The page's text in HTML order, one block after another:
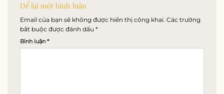
Để lại một bình luận
Email của bạn sẽ không được hiển thị công khai. Các trường
bắt buộc được đánh dấu *
Bình luận *